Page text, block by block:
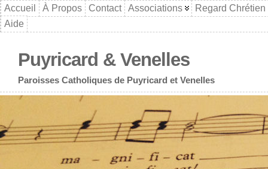
Accueil À Propos Contact Associations
Regard Chrétien
Aide
Puyricard & Venelles
Paroisses Catholiques de Puyricard et Venelles